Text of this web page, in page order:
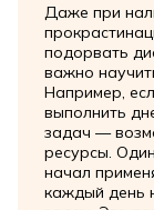
Даже при
подорвать
важно
Например,
выполнить
задач —
ресурсы.
начал
каждый день